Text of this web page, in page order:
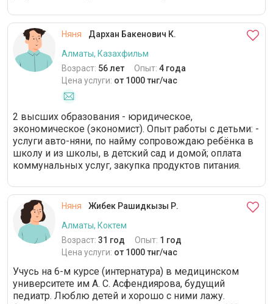
Няня
Дархан Бакенович К.
Алматы, Казахфильм
Возраст: 56 лет Опыт: 4 года
Цена услуги: от 1000 тнг/час
2 высших образования - юридическое,
экономическое (экономист). Опыт работы с детьми: -
услуги авто-няни, по найму сопровождаю ребёнка в
школу и из школы, в детский сад и домой; оплата
коммунальных услуг, закупка продуктов питания.
Няня
Жибек Рашидкызы Р.
Алматы, Коктем
Возраст: 31 год Опыт: 1 год
Цена услуги: от 1000 тнг/час
Учусь на 6-м курсе (интернатура) в медицинском
университете им А. С. Асфендиярова, будущий
педиатр. Люблю детей и хорошо с ними лажу.